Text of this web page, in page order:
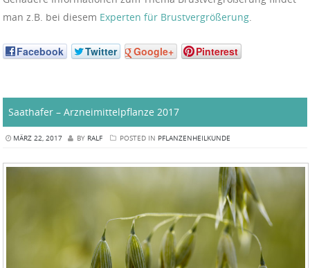
man z.B. bei diesem Experten für Brustvergrößerung.
Facebook Twitter Google+ Pinterest
Saathafer – Arzneimittelpflanze 2017
MÄRZ 22, 2017 BY RALF POSTED IN PFLANZENHEILKUNDE